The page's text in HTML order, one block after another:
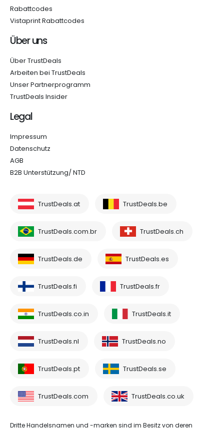
Rabattcodes
Vistaprint Rabattcodes
Über uns
Über TrustDeals
Arbeiten bei TrustDeals
Unser Partnerprogramm
TrustDeals Insider
Legal
Impressum
Datenschutz
AGB
B2B Unterstützung/ NTD
TrustDeals.at TrustDeals.be
TrustDeals.com.br TrustDeals.ch
TrustDeals.de TrustDeals.es
TrustDeals.fi TrustDeals.fr
TrustDeals.co.in TrustDeals.it
TrustDeals.nl TrustDeals.no
TrustDeals.pt TrustDeals.se
TrustDeals.com TrustDeals.co.uk
Dritte Handelsnamen und -marken sind im Besitz von deren